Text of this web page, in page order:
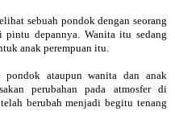
sebuah pondok dengan seorang
pintu depannya. Wanita itu sedang
anak perempuan itu.
ataupun wanita dan anak
perubahan pada atmosfer di
berubah menjadi begitu tenang